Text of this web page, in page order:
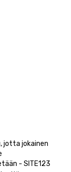
jotta jokainen
- SITE123